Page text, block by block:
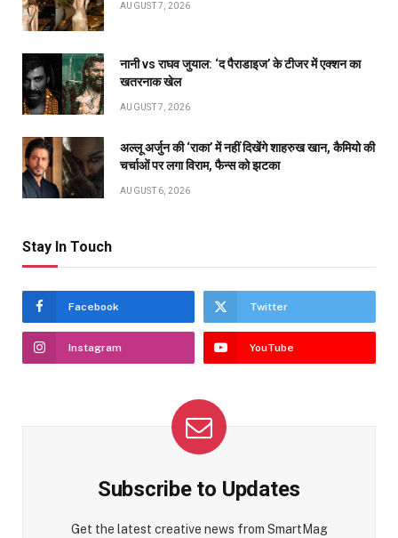
AUGUST 7, 2026
नानी vs राघव जुयाल: ‘द पैराडाइज’ के टीजर में एक्शन का
खतरनाक खेल
AUGUST 7, 2026
अल्लू अर्जुन की ‘राका’ में नहीं दिखेंगे शाहरुख खान, कैमियो की
चर्चाओं पर लगा विराम, फैन्स को झटका
AUGUST 6, 2026
Stay In Touch
Facebook Twitter
Instagram YouTube
Subscribe to Updates
Get the latest creative news from SmartMag